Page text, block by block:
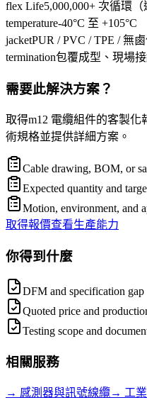
flex Life5,000,000+ 次循環（
temperature-40°C 至 +105°C
jacketPUR / PVC / TPE / 無
termination包覆成型、現場
需要此解決方案？
取得m12 電纜組件的客製
術規格並提供詳細方案。
Cable drawing, BOM, or
Expected quantity and
Motion, environment, and
取得報價查看生產能力
你得到什麼
DFM and specification
Quoted price and
Testing scope and
相關服務
→ 感測器與訊號線纜→ 工